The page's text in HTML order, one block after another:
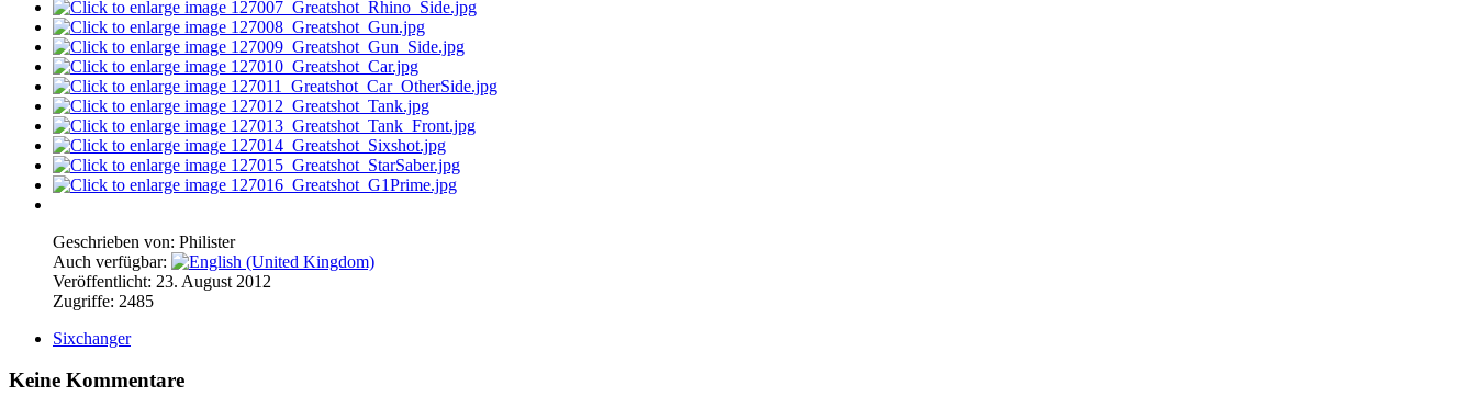
Geschrieben von: Philister
Auch verfügbar:
Veröffentlicht: 23. August 2012
Zugriffe: 2485
Sixchanger
Keine Kommentare